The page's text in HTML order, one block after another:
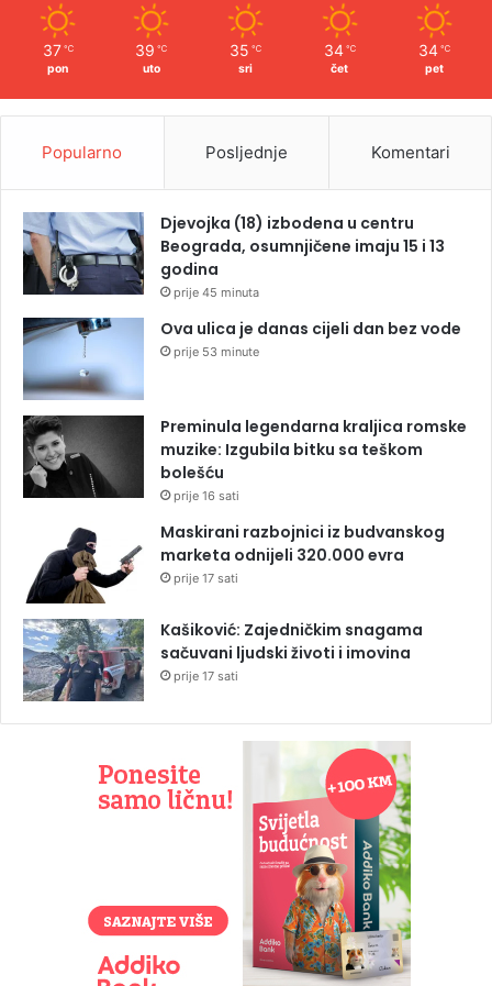
37 ℃
pon
39 ℃
uto
35 ℃
sri
34 ℃
čet
34 ℃
pet
Popularno Posljednje Komentari
Djevojka (18) izbodena u centru
Beograda, osumnjičene imaju 15 i 13
godina
prije 45 minuta
Ova ulica je danas cijeli dan bez vode
prije 53 minute
Preminula legendarna kraljica romske
muzike: Izgubila bitku sa teškom
bolešću
prije 16 sati
Maskirani razbojnici iz budvanskog
marketa odnijeli 320.000 evra
prije 17 sati
Kašiković: Zajedničkim snagama
sačuvani ljudski životi i imovina
prije 17 sati